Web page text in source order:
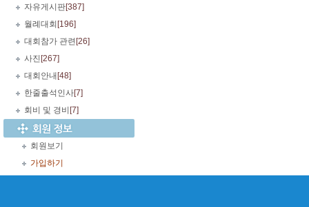
자유게시판[387]
월례대회 [196]
대회참가 관련 [26]
사진 [267]
대회안내 [48]
한줄출석인사[7]
회비 및 경비 [7]
회원보기
가입하기